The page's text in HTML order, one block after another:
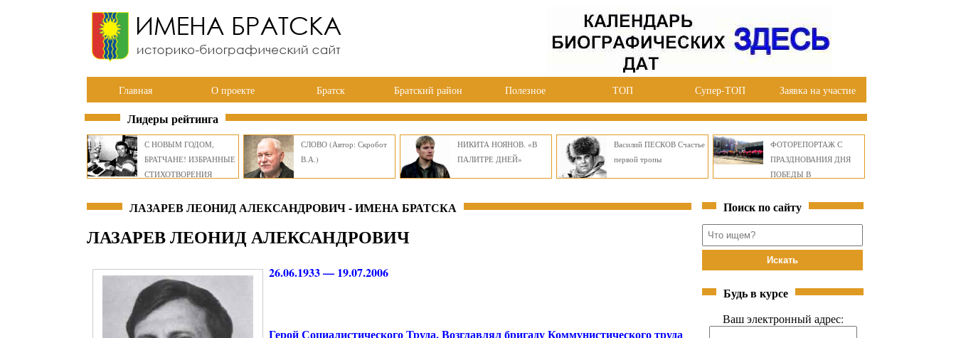
Главная О проекте Братск Братский район Полезное ТОП Супер-ТОП Заявка на участие
Лидеры рейтинга
С НОВЫМ ГОДОМ,
БРАТЧАНЕ! ИЗБРАННЫЕ
СТИХОТВОРЕНИЯ
СЛОВО (Автор: Скробот
В.А.)
НИКИТА НОЯНОВ. «В
ПАЛИТРЕ ДНЕЙ»
Василий ПЕСКОВ Счастье
первой тропы
ФОТОРЕПОРТАЖ С
ПРАЗДНОВАНИЯ ДНЯ
ПОБЕДЫ В
ОКРУГЕ БРАТСКА
ЛАЗАРЕВ ЛЕОНИД АЛЕКСАНДРОВИЧ - ИМЕНА БРАТСКА
ЛАЗАРЕВ ЛЕОНИД АЛЕКСАНДРОВИЧ
26.06.1933 — 19.07.2006
Герой Социалистического Труда. Возглавлял бригаду Коммунистического труда
Поиск по сайту
Будь в курсе
Ваш электронный адрес: